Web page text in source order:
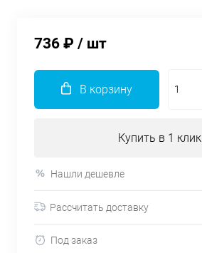
736 ₽ / шт
В корзину
Купить в 1 клик
Нашли дешевле
Рассчитать доставку
Под заказ